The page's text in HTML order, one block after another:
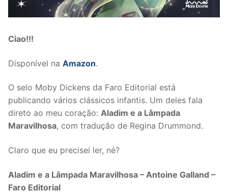
Ciao!!!
Disponível na Amazon.
O selo Moby Dickens da Faro Editorial está
publicando vários clássicos infantis. Um deles fala
direto ao meu coração: Aladim e a Lâmpada
Maravilhosa, com tradução de Regina Drummond.
Claro que eu precisei ler, né?
Aladim e a Lâmpada Maravilhosa – Antoine Galland –
Faro Editorial